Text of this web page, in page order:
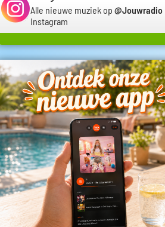
Alle nieuwe muziek op @Jouwradio
Instagram